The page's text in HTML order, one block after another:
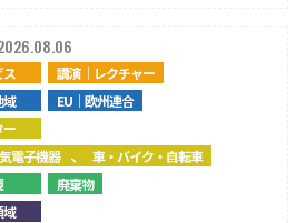
ス
講演｜レクチャー
域
EU｜欧州連合
ー
電子機器 、車・バイク・自転車
廃棄物
域